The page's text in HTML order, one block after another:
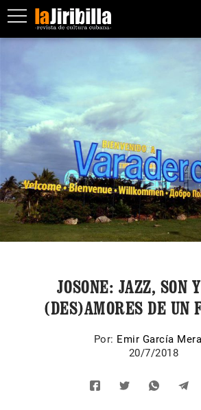
JOSONE: JAZZ, SON
(DES)AMORES DE UN
Por: Emir García
20/7/2018